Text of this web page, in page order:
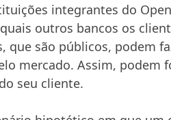
integrantes do
outros bancos os
que são públicos, podem
mercado. Assim, podem
seu cliente.